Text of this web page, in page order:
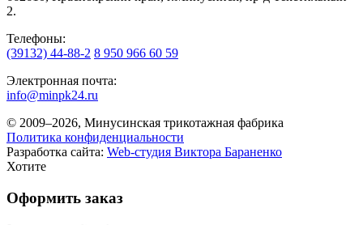
2.
Телефоны:
(39132) 44-88-2 8 950 966 60 59
Электронная почта:
info@minpk24.ru
© 2009–2026, Минусинская трикотажная фабрика
Политика конфиденциальности
Разработка сайта: Web-студия Виктора Бараненко
Хотите
Оформить заказ